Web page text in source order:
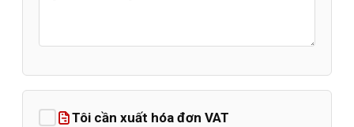
Tôi cần xuất hóa đơn VAT